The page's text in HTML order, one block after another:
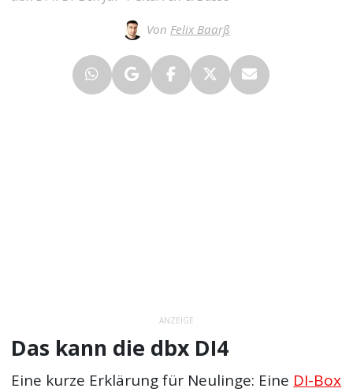
Von Felix Baarß
ANZEIGE
Das kann die dbx DI4
Eine kurze Erklärung für Neulinge: Eine DI-Box